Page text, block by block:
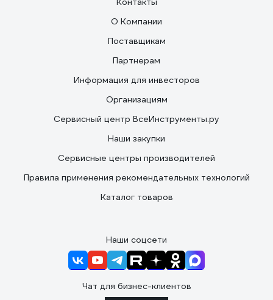
О Компании
Поставщикам
Партнерам
Информация для инвесторов
Организациям
Сервисный центр ВсеИнструменты.ру
Наши закупки
Сервисные центры производителей
Правила применения рекомендательных технологий
Каталог товаров
Наши соцсети
Чат для бизнес-клиентов